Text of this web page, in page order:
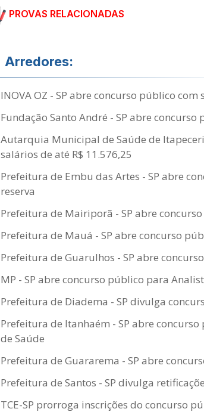
PROVAS RELACIONADAS
Arredores:
INOVA OZ - SP abre concurso público com
Fundação Santo André - SP abre
Autarquia Municipal de Saúde de
salários de até R$ 11.576,25
Prefeitura de Embu das Artes - SP abre
reserva
Prefeitura de Mairiporã - SP abre
Prefeitura de Mauá - SP abre concurso
Prefeitura de Guarulhos - SP abre
MP - SP abre concurso público para
Prefeitura de Diadema - SP divulga
Prefeitura de Itanhaém - SP abre
de Saúde
Prefeitura de Guararema - SP abre
Prefeitura de Santos - SP divulga
TCE-SP prorroga inscrições do concurso